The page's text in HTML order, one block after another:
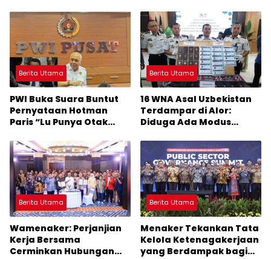
Lima Desa di Manggarai
Berita Utama
PWI Buka Suara Buntut
Pernyataan Hotman
Paris “Lu Punya Otak
Wartawan
Berita Utama
16 WNA Asal Uzbekistan
Terdampar di Alor:
Diduga Ada Modus
Terorganisir
Berita Utama
Wamenaker: Perjanjian
Kerja Bersama
Cerminkan Hubungan
Berita Utama
Menaker Tekankan Tata
Kelola Ketenagakerjaan
yang Berdampak bagi